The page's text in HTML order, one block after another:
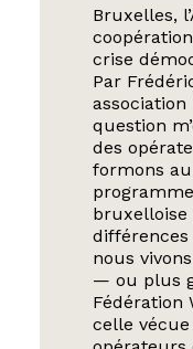
Bruxelles,
crise
Par
question
des
formons
bruxelloise
nous
— ou plus
Fédération
celle